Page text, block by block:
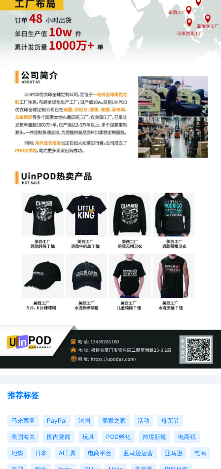
推荐标签
马来西亚 PayPal 法国 卖家之家 活动 母亲节
美国海关 国内要闻 玩具 POD孵化 跨境新规 电商税
地垫 日本 AI工具 电商平台 亚马逊运营 亚马逊 电商